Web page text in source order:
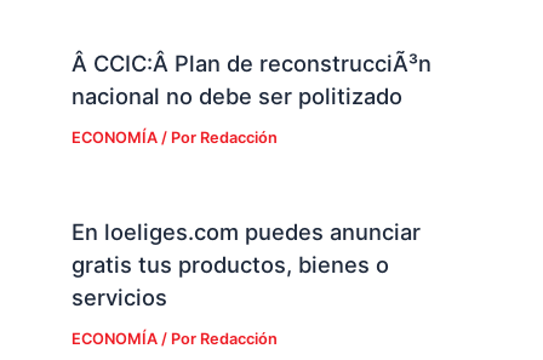
Â CCIC:Â Plan de reconstrucciÃ³n
nacional no debe ser politizado
ECONOMÍA/ Por Redacción
En loeliges.com puedes anunciar
gratis tus productos, bienes o
servicios
ECONOMÍA/ Por Redacción